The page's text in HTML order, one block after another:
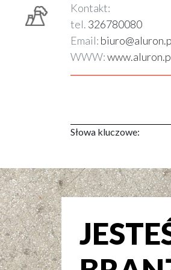
Kontakt:
tel. 326780080
Email:
WWW:
Słowa kluczowe: